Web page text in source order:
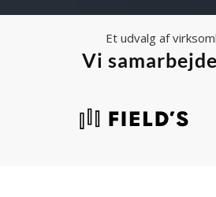
Et udvalg af
Vi